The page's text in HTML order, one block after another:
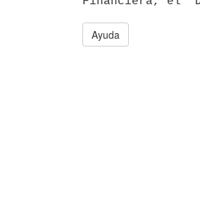
Ayuda